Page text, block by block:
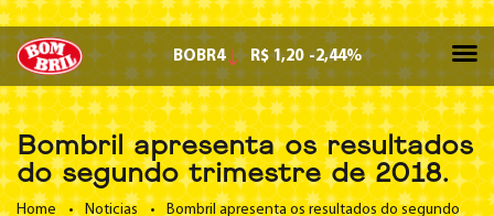
BOBR4 R$ 1,20 -2,44%
Bombril apresenta os resultados
do segundo trimestre de 2018.
Home • Noticias •
Bombril apresenta os resultados do segundo